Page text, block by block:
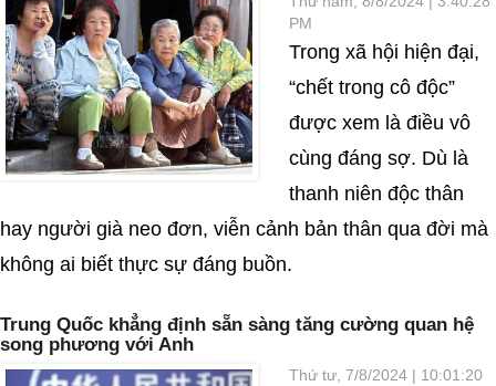
PM
Trong xã hội hiện đại,
“chết trong cô độc”
được xem là điều vô
cùng đáng sợ. Dù là
thanh niên độc thân
hay người già neo đơn, viễn cảnh bản thân qua đời mà
không ai biết thực sự đáng buồn.
Trung Quốc khẳng định sẵn sàng tăng cường quan hệ
song phương với Anh
Thứ tư, 7/8/2024 | 10:01:20